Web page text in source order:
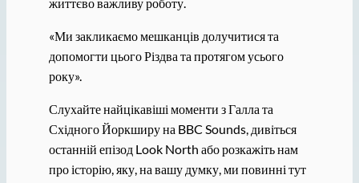
«Ми закликаємо мешканців долучитися та
допомогти цього Різдва та протягом усього
року».
Слухайте найцікавіші моменти з Галла та
Східного Йоркширу на BBC Sounds, дивіться
останній епізод Look North або розкажіть нам
про історію, яку, на вашу думку, ми повинні тут